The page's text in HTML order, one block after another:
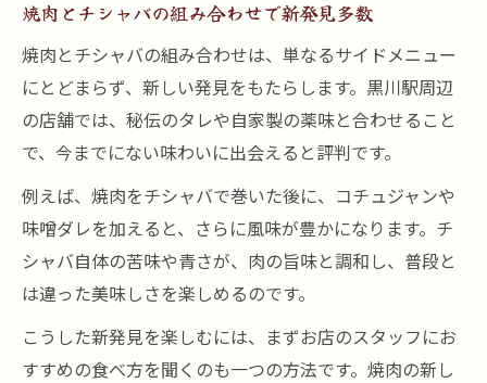
焼肉とチシャバの組み合わせで新発見多数
焼肉とチシャバの組み合わせは、単なるサイドメニュー
にとどまらず、新しい発見をもたらします。黒川駅周辺
の店舗では、秘伝のタレや自家製の薬味と合わせること
で、今までにない味わいに出会えると評判です。
例えば、焼肉をチシャバで巻いた後に、コチュジャンや
味噌ダレを加えると、さらに風味が豊かになります。チ
シャバ自体の苦味や青さが、肉の旨味と調和し、普段と
は違った美味しさを楽しめるのです。
こうした新発見を楽しむには、まずお店のスタッフにお
すすめの食べ方を聞くのも一つの方法です。焼肉の新し